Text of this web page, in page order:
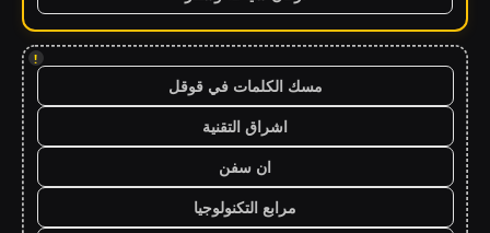
!
مسك الكلمات في قوقل
اشراق التقنية
ان سفن
مرابع التكنولوجيا